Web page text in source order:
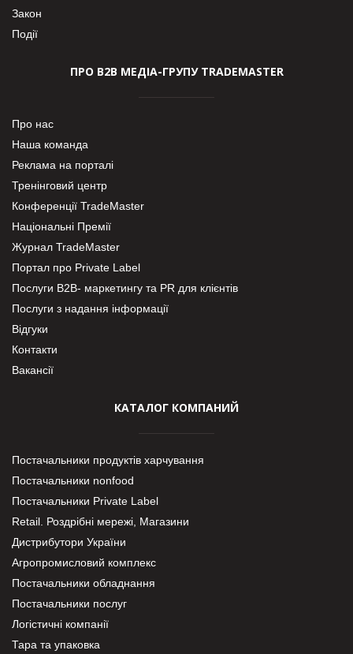
Закон
Події
ПРО В2В МЕДІА-ГРУПУ TRADEMASTER
Про нас
Наша команда
Реклама на порталі
Тренінговий центр
Конференції TradeMaster
Національні Премії
Журнал TradeMaster
Портал про Private Label
Послуги В2В- маркетингу та PR для клієнтів
Послуги з надання інформації
Відгуки
Контакти
Вакансії
КАТАЛОГ КОМПАНИЙ
Постачальники продуктів харчування
Постачальники nonfood
Постачальники Private Label
Retail. Роздрібні мережі, Магазини
Дистрибутори України
Агропромисловий комплекс
Постачальники обладнання
Постачальники послуг
Логістичні компанії
Тара та упаковка